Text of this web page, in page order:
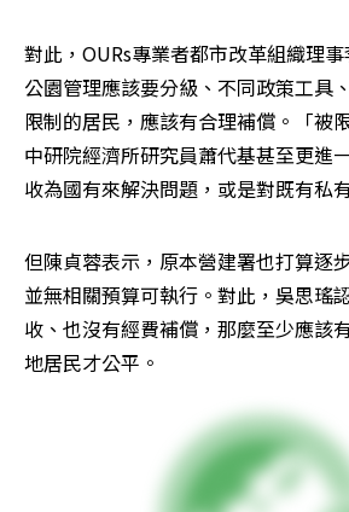
對此，OURs專業者都市改革組織理
公園管理應該要分級、不同政策工具
限制的居民，應該有合理補償。「被
中研院經濟所研究員蕭代基甚至更進
收為國有來解決問題，或是對既有私
但陳貞蓉表示，原本營建署也打算逐
並無相關預算可執行。對此，吳思瑤
收、也沒有經費補償，那麼至少應該
地居民才公平。